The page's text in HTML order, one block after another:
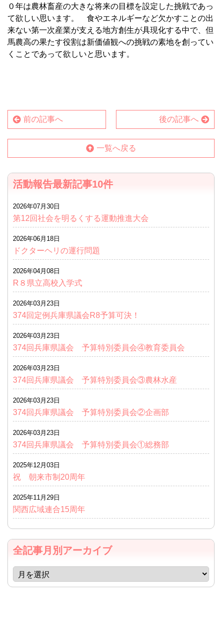
０年は農林畜産の大きな将来の目標を設定した挑戦であっ
て欲しい思います。 食やエネルギーなど欠かすことの出
来ない第一次産業が支える地方創生が具現化する中で、但
馬農高の果たす役割は新価値観への挑戦の素地を創ってい
くことであって欲しいと思います。
前の記事へ 後の記事へ
一覧へ戻る
活動報告最新記事10件
2026年07月30日
第12回社会を明るくする運動推進大会
2026年06月18日
ドクターヘリの運行問題
2026年04月08日
R８県立高校入学式
2026年03月23日
374回定例兵庫県議会R8予算可決！
2026年03月23日
374回兵庫県議会 予算特別委員会④教育委員会
2026年03月23日
374回兵庫県議会 予算特別委員会③農林水産
2026年03月23日
374回兵庫県議会 予算特別委員会②企画部
2026年03月23日
374回兵庫県議会 予算特別委員会①総務部
2025年12月03日
祝 朝来市制20周年
2025年11月29日
関西広域連合15周年
全記事月別アーカイブ